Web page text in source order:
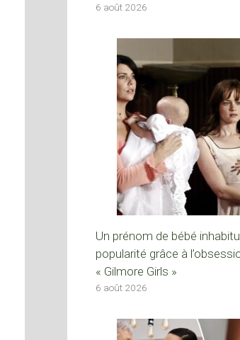
6 août 2026
Un prénom de bébé
popularité grâce à
« Gilmore Girls »
6 août 2026